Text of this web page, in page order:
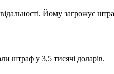
Йому загрожує
штраф у 3,5 тисячі доларів.